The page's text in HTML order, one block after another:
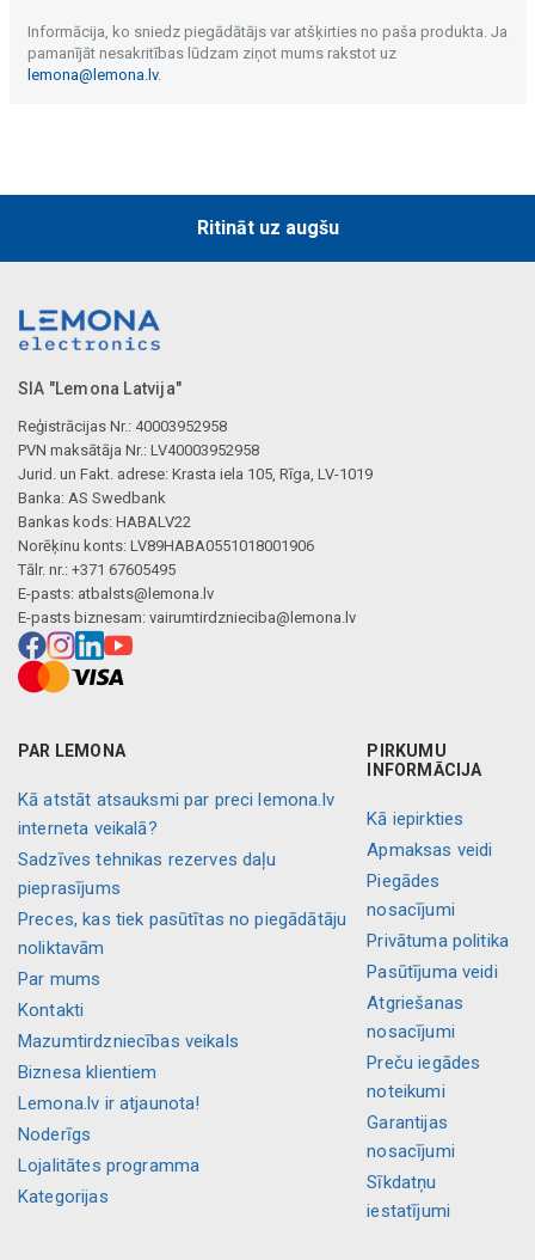
Informācija, ko sniedz piegādātājs var atšķirties no paša produkta. Ja
pamanījāt nesakritības lūdzam ziņot mums rakstot uz
lemona@lemona.lv.
Ritināt uz augšu
SIA "Lemona Latvija"
Reģistrācijas Nr.: 40003952958
PVN maksātāja Nr.: LV40003952958
Jurid. un Fakt. adrese: Krasta iela 105, Rīga, LV-1019
Banka: AS Swedbank
Bankas kods: HABALV22
Norēķinu konts: LV89HABA0551018001906
Tālr. nr.: +371 67605495
E-pasts: atbalsts@lemona.lv
E-pasts biznesam: vairumtirdznieciba@lemona.lv
PAR LEMONA
Kā atstāt atsauksmi par preci lemona.lv
interneta veikalā?
Sadzīves tehnikas rezerves daļu
pieprasījums
Preces, kas tiek pasūtītas no piegādātāju
noliktavām
Par mums
Kontakti
Mazumtirdzniecības veikals
Biznesa klientiem
Lemona.lv ir atjaunota!
Noderīgs
Lojalitātes programma
Kategorijas
PIRKUMU
INFORMĀCIJA
Kā iepirkties
Apmaksas veidi
Piegādes
nosacījumi
Privātuma politika
Pasūtījuma veidi
Atgriešanas
nosacījumi
Preču iegādes
noteikumi
Garantijas
nosacījumi
Sīkdatņu
iestatījumi